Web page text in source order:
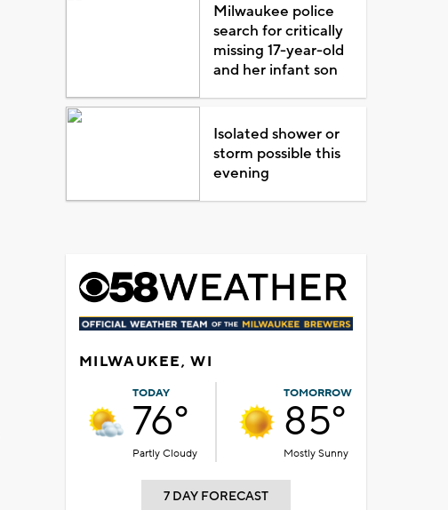
Milwaukee police
search for critically
missing 17-year-old
and her infant son
Isolated shower or
storm possible this
evening
MILWAUKEE, WI
TODAY
76°
Partly Cloudy
TOMORROW
85°
Mostly Sunny
7 DAY FORECAST